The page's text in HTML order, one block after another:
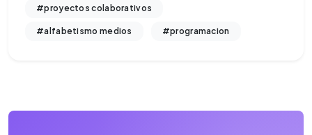
#proyectos colaborativos
#alfabetismo medios #programacion